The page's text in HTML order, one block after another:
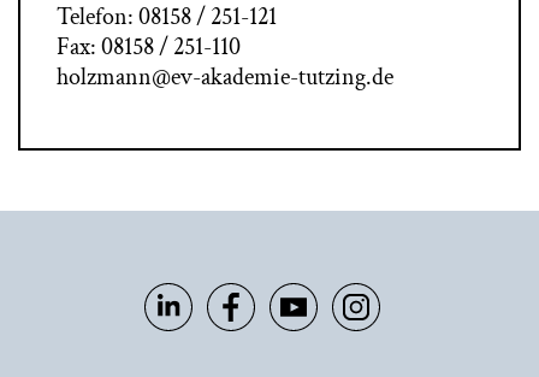
Telefon: 08158 / 251-121
Fax: 08158 / 251-110
holzmann@ev-akademie-tutzing.de